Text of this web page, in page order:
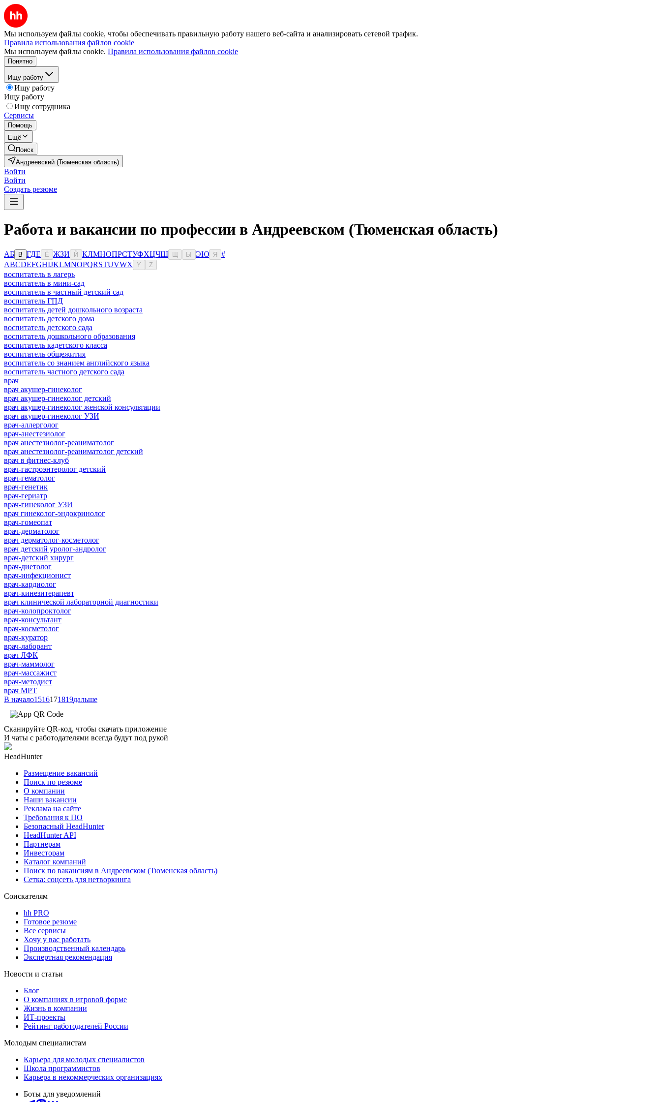
Мы используем файлы cookie, чтобы обеспечивать правильную работу нашего веб-сайта и анализировать сетевой трафик.
Правила использования файлов cookie
Мы используем файлы cookie. Правила использования файлов cookie
Понятно
Ищу работу
Ищу работу
Ищу работу
Ищу сотрудника
Сервисы
Помощь
Ещё
Поиск
Андреевский (Тюменская область)
Войти
Войти
Создать резюме
Работа и вакансии по профессии в Андреевском (Тюменская область)
АБ В ГДЕ Ё ЖЗИ Й КЛМНОПРСТУФХЦЧШ Ы ЭЮ Я
#
ABCDEFGHIJKLMNOPQRSTUVWX Y Z
воспитатель в лагерь
воспитатель в мини-сад
воспитатель в частный детский сад
воспитатель ГПД
воспитатель детей дошкольного возраста
воспитатель детского дома
воспитатель детского сада
воспитатель дошкольного образования
воспитатель кадетского класса
воспитатель общежития
воспитатель со знанием английского языка
воспитатель частного детского сада
врач
врач акушер-гинеколог
врач акушер-гинеколог детский
врач акушер-гинеколог женской консультации
врач акушер-гинеколог УЗИ
врач-аллерголог
врач-анестезиолог
врач анестезиолог-реаниматолог
врач анестезиолог-реаниматолог детский
врач в фитнес-клуб
врач-гастроэнтеролог детский
врач-гематолог
врач-генетик
врач-гериатр
врач-гинеколог УЗИ
врач гинеколог-эндокринолог
врач-гомеопат
врач-дерматолог
врач дерматолог-косметолог
врач детский уролог-андролог
врач-детский хирург
врач-диетолог
врач-инфекционист
врач-кардиолог
врач-кинезитерапевт
врач клинической лабораторной диагностики
врач-колопроктолог
врач-консультант
врач-косметолог
врач-куратор
врач-лаборант
врач ЛФК
врач-маммолог
врач-массажист
врач-методист
врач МРТ
В начало1516171819дальше
Сканируйте QR-код, чтобы скачать приложение
И чаты с работодателями всегда будут под рукой
HeadHunter
Размещение вакансий
Поиск по резюме
О компании
Наши вакансии
Реклама на сайте
Требования к ПО
Безопасный HeadHunter
HeadHunter API
Партнерам
Инвесторам
Каталог компаний
Поиск по вакансиям в Андреевском (Тюменская область)
Сетка: соцсеть для нетворкинга
Соискателям
hh PRO
Готовое резюме
Все сервисы
Хочу у вас работать
Производственный календарь
Экспертная рекомендация
Новости и статьи
Блог
О компаниях в игровой форме
Жизнь в компании
ИТ-проекты
Рейтинг работодателей России
Молодым специалистам
Карьера для молодых специалистов
Школа программистов
Карьера в некоммерческих организациях
Боты для уведомлений